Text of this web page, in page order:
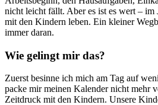
nicht leicht fällt. Aber es ist es wert – im
mit den Kindern leben. Ein kleiner
immer daran.
Wie gelingt mir das?
Zuerst besinne ich mich am Tag auf
packe mir meinen Kalender nicht mehr
Zeitdruck mit den Kindern. Unsere